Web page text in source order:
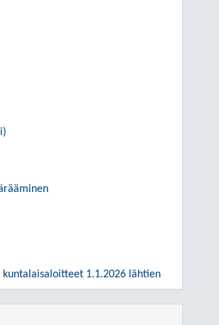
kuntalaisaloitteet 1.1.2026 lähtien